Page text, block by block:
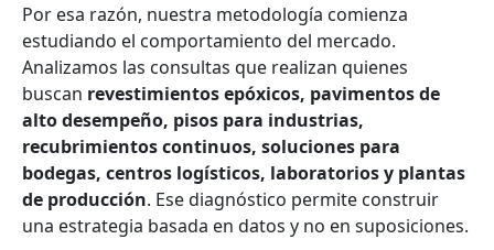
Por esa razón, nuestra metodología comienza
estudiando el comportamiento del mercado.
Analizamos las consultas que realizan quienes
buscan revestimientos epóxicos, pavimentos de
alto desempeño, pisos para industrias,
recubrimientos continuos, soluciones para
bodegas, centros logísticos, laboratorios y plantas
de producción. Ese diagnóstico permite construir
una estrategia basada en datos y no en suposiciones.